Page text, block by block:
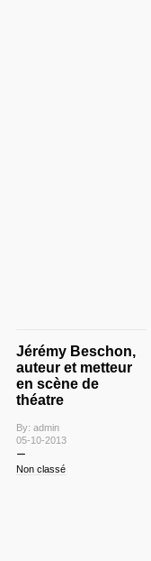
Jérémy Beschon,
auteur et metteur
en scène de
théatre
By: admin
05-10-2013
Non classé